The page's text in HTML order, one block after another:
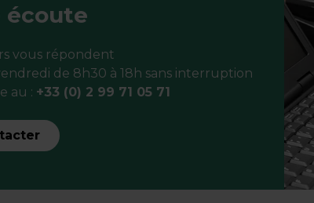
écoute
vous répondent
de 8h30 à 18h sans interruption
au : +33 (0) 2 99 71 05 71